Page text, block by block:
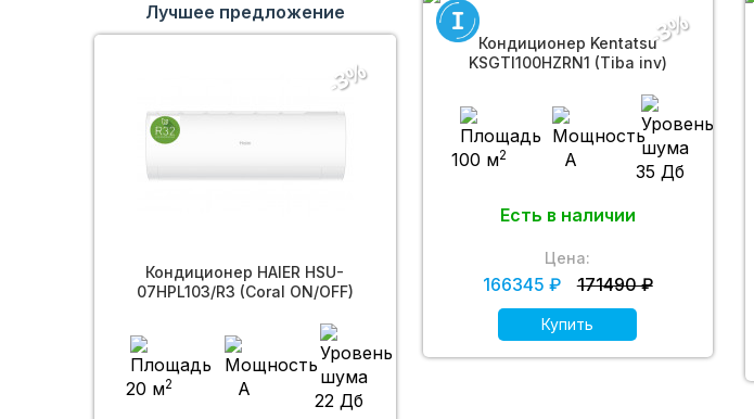
Лучшее предложение
Кондиционер HAIER HSU-
07HPL103/R3 (Coral ON/OFF)
20 м2 A
22 Дб
-3%
Кондиционер Kentatsu
KSGTI100HZRN1 (Tiba inv)
100 м2 A
35 Дб
Есть в наличии
-3%
Цена:
166345 ₽ 171490 ₽
Купить